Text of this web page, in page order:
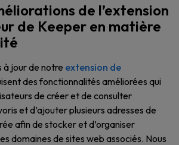
de l’extension
de Keeper en matière
à jour de notre extension de
des fonctionnalités améliorées qui
de créer et de consulter
et d’ajouter plusieurs adresses de
afin de stocker et d’organiser
domaines de sites web associés. Nous